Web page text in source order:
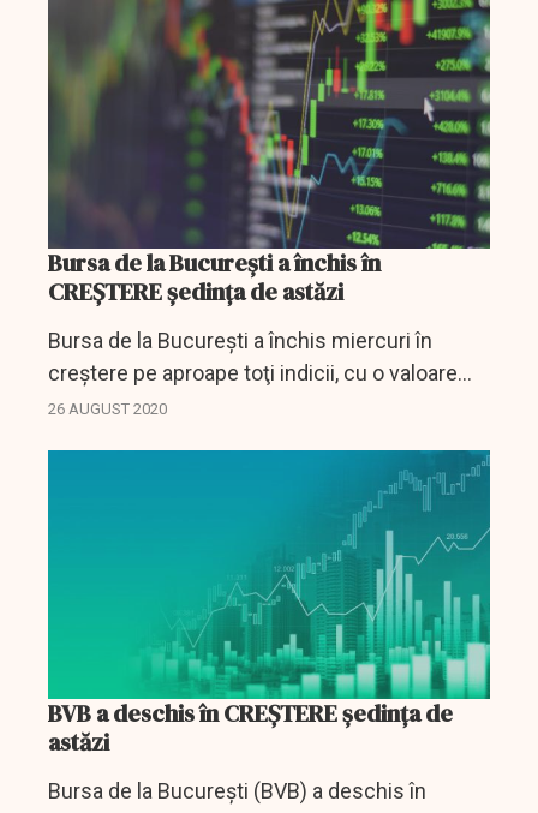
Bursa de la București a închis în
CREȘTERE ședința de astăzi
Bursa de la Bucureşti a închis miercuri în
creştere pe aproape toţi indicii, cu o valoare
totală a tranzacţiilor de 36,6 milioane de lei
26 AUGUST 2020
BVB a deschis în CREȘTERE ședința de
astăzi
Bursa de la Bucureşti (BVB) a deschis în